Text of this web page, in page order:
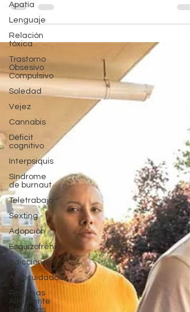
Apatía
Lenguaje
Relación
tóxica
Trastorno
Obsesivo
Compulsivo
Soledad
Vejez
Cannabis
Déficit
cognitivo
Interpsiquis
Síndrome
de burnaut
Teletrabajo
Sexting
Adopción
Esquizofrenia
Adicciones
Autocuidados
Personas
Altamente
Sensibles
complejo, en el que se fluctúa entre episodios
maníacos o hipomaníacos y de depresión.